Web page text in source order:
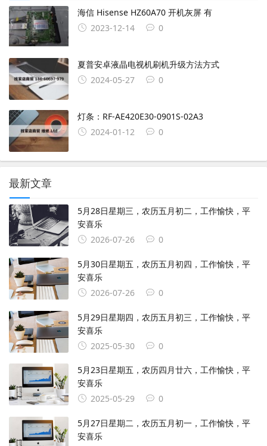
海信 Hisense HZ60A70 开机灰屏 有
2023-12-14
0
夏普安卓液晶电视机刷机升级方法方式
2024-05-27
0
灯条：RF-AE420E30-0901S-02A3
2024-01-12
0
最新文章
5月28日星期三，农历五月初二，工作愉快，平
安喜乐
2026-07-26
0
5月30日星期五，农历五月初四，工作愉快，平
安喜乐
2026-07-26
0
5月29日星期四，农历五月初三，工作愉快，平
安喜乐
2025-05-30
0
5月23日星期五，农历四月廿六，工作愉快，平
安喜乐
2025-05-29
0
5月27日星期二，农历五月初一，工作愉快，平
安喜乐